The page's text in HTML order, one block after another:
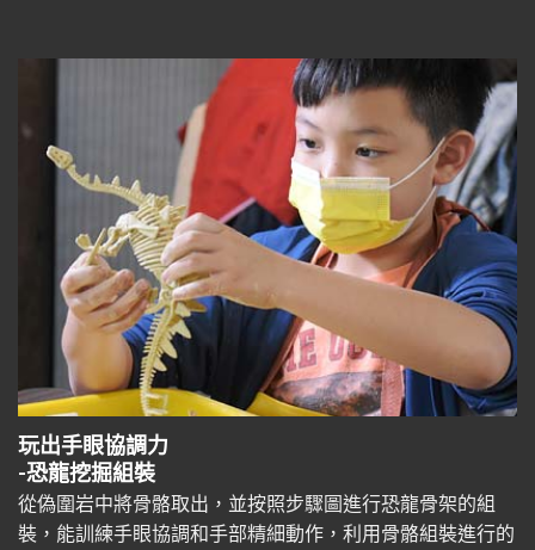
玩出手眼協調力
-恐龍挖掘組裝
從偽圍岩中將骨骼取出，並按照步驟圖進行恐龍骨架的組
裝，能訓練手眼協調和手部精細動作，利用骨骼組裝進行的